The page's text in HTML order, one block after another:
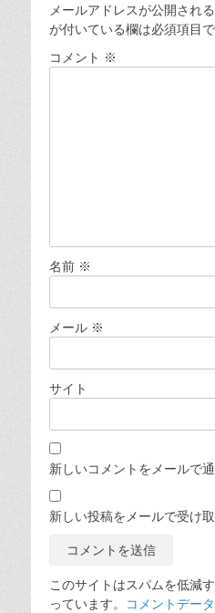
メールアドレスが公開され
が付いている欄は必須項目
コメント ※
名前 ※
メール ※
サイト
新しいコメントをメールで
新しい投稿をメールで受け
このサイトはスパムを低減
っています。 コメントデー